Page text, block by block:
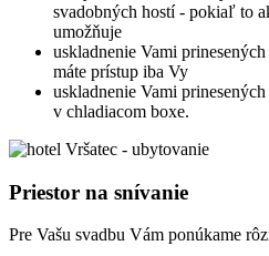
svadobných hostí - pokiaľ to
umožňuje
uskladnenie Vami
máte prístup iba Vy
uskladnenie Vami
v chladiacom boxe.
Priestor na snívanie
Pre Vašu svadbu Vám ponúkame